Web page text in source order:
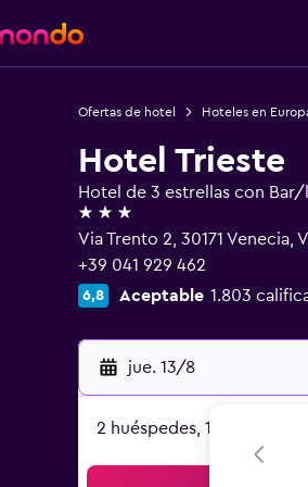
Ofertas de hotel Hoteles en
Hotel Trieste
Hotel de 3 estrellas con
3 estrellas
Via Trento 2, 30171 Venecia,
+39 041 929 462
6,8 Aceptable 1.803
jue. 13/8
2 huéspedes, 1 habitación